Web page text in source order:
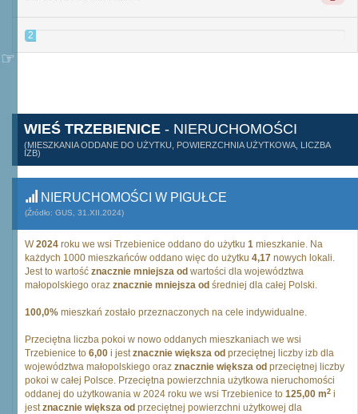
2
WIEŚ TRZEBIENICE - NIERUCHOMOŚCI
(MIESZKANIA ODDANE DO UŻYTKU, POWIERZCHNIA UŻYTKOWA, LICZBA
IZB)
NIERUCHOMOŚCI W PIGUŁCE
(Źródło: GUS, 31.XII.2024)
W2024 roku we wsi Trzebienice oddano do użytku 1 mieszkanie. Na
każdych 1000 mieszkańców oddano więc do użytku 4,17 nowych lokali.
Jest to wartość znacznie mniejsza od wartości dla województwa
małopolskiego oraz znacznie mniejsza od średniej dla całej Polski.
100,0% mieszkań zostało przeznaczonych na cele indywidualne.
Przeciętna liczba pokoi w nowo oddanych mieszkaniach we wsi
Trzebienice to 6,00 i jestznacznie większa od przeciętnej liczby izb dla
województwa małopolskiego oraz znacznie większa od przeciętnej liczby
pokoi w całej Polsce. Przeciętna powierzchnia użytkowa nieruchomości
oddanej do użytkowania w 2024 roku we wsi Trzebienice to 125,00 m2 i
jestznacznie większa od przeciętnej powierzchni użytkowej dla